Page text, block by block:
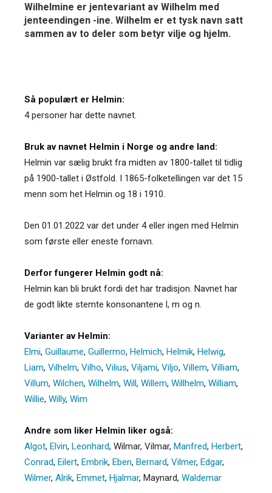
Wilhelmine er jentevariant av Wilhelm med
jenteendingen -ine. Wilhelm er et tysk navn satt
sammen av to deler som betyr vilje og hjelm.
Så populært er Helmin:
4 personer har dette navnet.
Bruk av navnet Helmin i Norge og andre land:
Helmin var sælig brukt fra midten av 1800-tallet til tidlig
på 1900-tallet i Østfold. I 1865-folketellingen var det 15
menn som het Helmin og 18 i 1910.
Den 01.01.2022 var det under 4 eller ingen med Helmin
som første eller eneste fornavn.
Derfor fungerer Helmin godt nå:
Helmin kan bli brukt fordi det har tradisjon. Navnet har
de godt likte stemte konsonantene l, m og n.
Varianter av Helmin:
Elmi, Guillaume, Guillermo, Helmich, Helmik, Helwig,
Liam, Vilhelm, Vilho, Vilius, Viljami, Viljo, Villem, Villiam,
Villum, Wilchen, Wilhelm, Will, Willem, Willhelm, William,
Willie, Willy, Wim
Andre som liker Helmin liker også:
Algot, Elvin, Leonhard, Wilmar, Vilmar, Manfred, Herbert,
Conrad, Eilert, Embrik, Eben, Bernard, Vilmer, Edgar,
Wilmer, Alrik, Emmet, Hjalmar, Maynard, Waldemar